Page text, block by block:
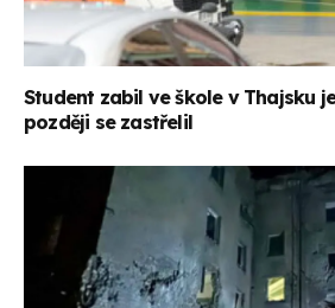
Student zabil ve škole v Thajsku
později se zastřelil